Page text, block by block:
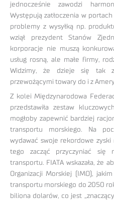
jednocześnie zawodzi
Występują zatłoczenia w
problemy z wysyłką np.
wziął prezydent Stanów
korporacje nie muszą
usług rosną, ale małe firmy,
Widzimy, że dzieje się tak z
przewożącymi towary do i z
Z kolei Międzynarodowa
przedstawiła zestaw
mogłoby zapewnić bardziej
transportu morskiego. Na
wydawać swoje rekordowe
tego zacząć przyczyniać się
transportu. FIATA wskazała, że
Organizacji Morskiej (IMO),
transportu morskiego do 2050
biliona dolarów, co jest